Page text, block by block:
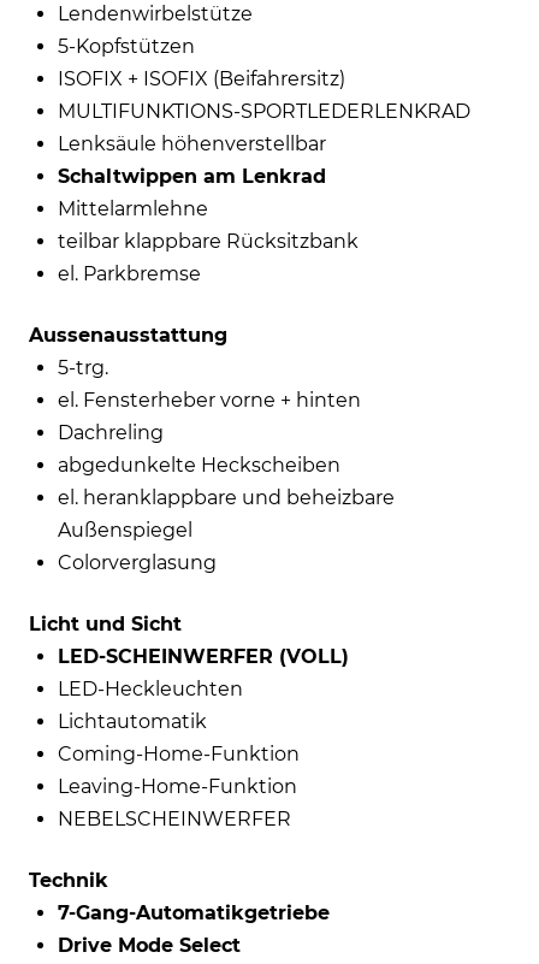
Lendenwirbelstütze
5-Kopfstützen
ISOFIX + ISOFIX (Beifahrersitz)
MULTIFUNKTIONS-SPORTLEDERLENKRAD
Lenksäule höhenverstellbar
Schaltwippen am Lenkrad
Mittelarmlehne
teilbar klappbare Rücksitzbank
el. Parkbremse
Aussenausstattung
5-trg.
el. Fensterheber vorne + hinten
Dachreling
abgedunkelte Heckscheiben
el. heranklappbare und beheizbare
Außenspiegel
Colorverglasung
Licht und Sicht
LED-SCHEINWERFER (VOLL)
LED-Heckleuchten
Lichtautomatik
Coming-Home-Funktion
Leaving-Home-Funktion
NEBELSCHEINWERFER
Technik
7-Gang-Automatikgetriebe
Drive Mode Select